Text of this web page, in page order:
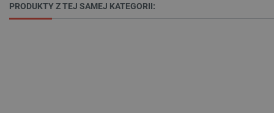
PRODUKTY Z TEJ SAMEJ KATEGORII: